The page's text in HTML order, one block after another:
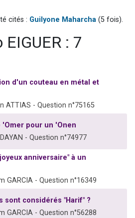
viennent de faire un don pour Reloger Rivka, 6 enfants, victime de violences...
cités : Guilyone Maharcha (5 fois).
: 7
d'un couteau en métal et
ATTIAS - Question n°75165
'Omer pour un 'Onen
- Question n°74977
anniversaire" à un
GARCIA - Question n°16349
sont considérés "Harif" ?
GARCIA - Question n°56288